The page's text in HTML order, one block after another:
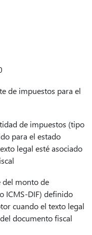
de impuestos para el
de impuestos (tipo
para el estado
legal esté asociado
del monto de
ICMS-DIF) definido
cuando el texto legal
documento fiscal